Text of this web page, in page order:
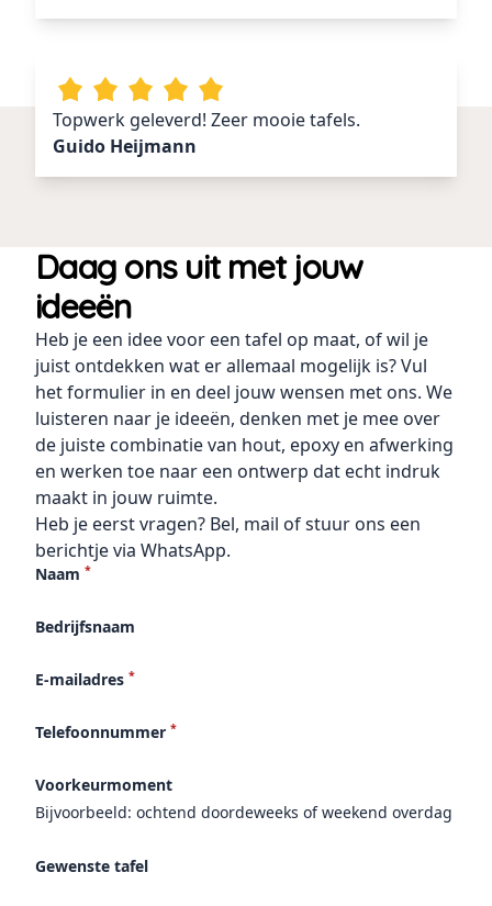
Topwerk geleverd! Zeer mooie tafels.
Guido Heijmann
Daag ons uit met jouw
ideeën
Heb je een idee voor een tafel op maat, of wil je
juist ontdekken wat er allemaal mogelijk is? Vul
het formulier in en deel jouw wensen met ons. We
luisteren naar je ideeën, denken met je mee over
de juiste combinatie van hout, epoxy en afwerking
en werken toe naar een ontwerp dat echt indruk
maakt in jouw ruimte.
Heb je eerst vragen? Bel, mail of stuur ons een
berichtje via WhatsApp.
Naam *
Bedrijfsnaam
E-mailadres *
Telefoonnummer *
Voorkeurmoment
Bijvoorbeeld: ochtend doordeweeks of weekend overdag
Gewenste tafel